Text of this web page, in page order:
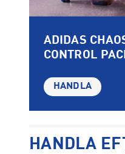
ADIDAS
CONTROL
HANDLA
HANDLA